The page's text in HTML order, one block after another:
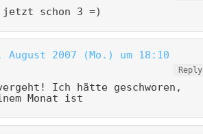
schon 3 =)
August 2007 (Mo.) um 18:10
Reply
Ich hätte geschworen,
Monat ist